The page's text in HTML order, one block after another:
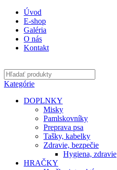
Úvod
E-shop
Galéria
O nás
Kontakt
Kategórie
DOPLNKY
Misky
Pamlskovníky
Preprava psa
Tašky, kabelky
Zdravie, bezpečie
Hygiena, zdravie
HRAČKY